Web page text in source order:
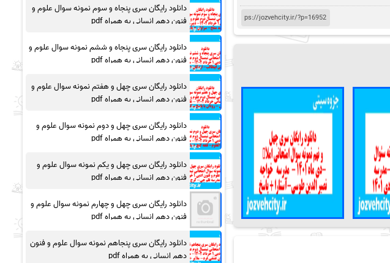
دانلود رایگان سری پنجاه و سوم نمونه سوال علوم و
فنون دهم انسانی به همراه pdf
دانلود رایگان سری پنجاه و ششم نمونه سوال علوم و
فنون دهم انسانی به همراه pdf
دانلود رایگان سری چهل و هفتم نمونه سوال علوم و
فنون دهم انسانی به همراه pdf
دانلود رایگان سری چهل و دوم نمونه سوال علوم و
فنون دهم انسانی به همراه pdf
دانلود رایگان سری چهل و یکم نمونه سوال علوم و
فنون دهم انسانی به همراه pdf
دانلود رایگان سری چهل و چهارم نمونه سوال علوم و
فنون دهم انسانی به همراه pdf
دانلود رایگان سری پنجاهم نمونه سوال علوم و فنون
دهم انسانی به همراه pdf